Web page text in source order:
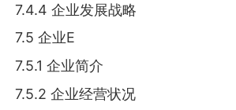
7.4.4 企业发展战略
7.5 企业E
7.5.1 企业简介
7.5.2 企业经营状况